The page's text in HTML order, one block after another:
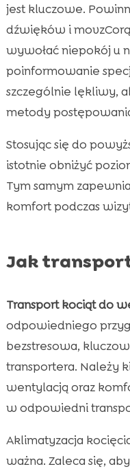
jest kluczowe.
dźwięków i
wywołać niepokój u
poinformowanie
szczególnie lękliwy,
metody
Stosując się do
istotnie obniżyć
Tym samym
komfort podczas
Jak
Transport kociąt do
odpowiedniego
bezstresowa,
transportera. Należy
wentylacją oraz
w odpowiedni
Aklimatyzacja
ważna. Zaleca się,